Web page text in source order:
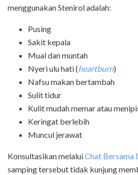
menggunakan Stenirol adalah:
Pusing
Sakit kepala
Mual dan muntah
Nyeri ulu hati (heartburn)
Nafsu makan bertambah
Sulit tidur
Kulit mudah memar atau
Keringat berlebih
Muncul jerawat
Konsultasikan melaluiChat Bersama
samping tersebut tidak kunjung